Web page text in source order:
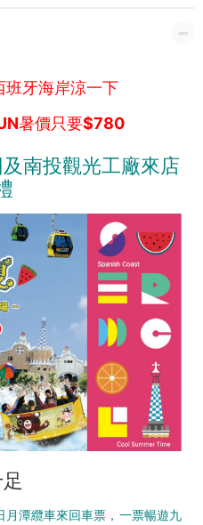
班牙海岸涼一下
暑價只要$780
南投觀光工廠來店
潭纜車來回車票，一票暢遊九